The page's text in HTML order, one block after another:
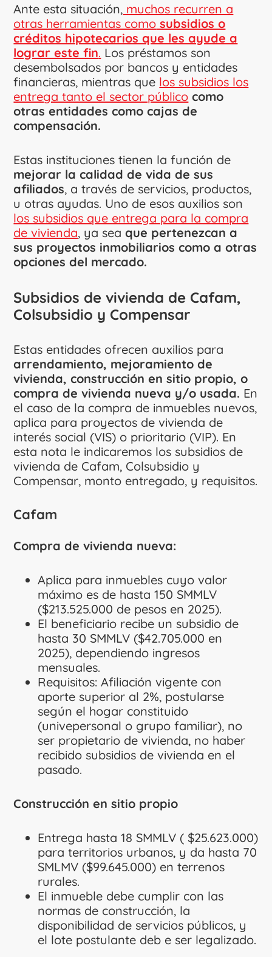
Ante esta situación, muchos recurren a
otras herramientas como subsidios o
créditos hipotecarios que les ayude a
lograr este fin. Los préstamos son
desembolsados por bancos y entidades
financieras, mientras que los subsidios los
entrega tanto el sector público como
otras entidades como cajas de
compensación.
Estas instituciones tienen la función de
mejorar la calidad de vida de sus
afiliados, a través de servicios, productos,
u otras ayudas. Uno de esos auxilios son
los subsidios que entrega para la compra
de vivienda, ya sea que pertenezcan a
sus proyectos inmobiliarios como a otras
opciones del mercado.
Subsidios de vivienda de Cafam,
Colsubsidio y Compensar
Estas entidades ofrecen auxilios para
arrendamiento, mejoramiento de
vivienda, construcción en sitio propio, o
compra de vivienda nueva y/o usada. En
el caso de la compra de inmuebles nuevos,
aplica para proyectos de vivienda de
interés social (VIS) o prioritario (VIP). En
esta nota le indicaremos los subsidios de
vivienda de Cafam, Colsubsidio y
Compensar, monto entregado, y requisitos.
Cafam
Compra de vivienda nueva:
Aplica para inmuebles cuyo valor
máximo es de hasta 150 SMMLV
($213.525.000 de pesos en 2025).
El beneficiario recibe un subsidio de
hasta 30 SMMLV ($42.705.000 en
2025), dependiendo ingresos
mensuales.
Requisitos: Afiliación vigente con
aporte superior al 2%, postularse
según el hogar constituido
(univepersonal o grupo familiar), no
ser propietario de vivienda, no haber
recibido subsidios de vivienda en el
pasado.
Construcción en sitio propio
Entrega hasta 18 SMMLV ( $25.623.000)
para territorios urbanos, y da hasta 70
SMLMV ($99.645.000) en terrenos
rurales.
El inmueble debe cumplir con las
normas de construcción, la
disponibilidad de servicios públicos, y
el lote postulante deb e ser legalizado.